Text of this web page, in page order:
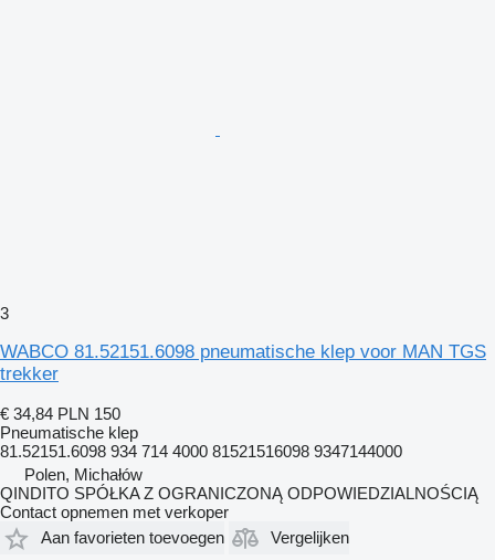
3
WABCO 81.52151.6098 pneumatische klep voor MAN TGS
trekker
€ 34,84 PLN 150
Pneumatische klep
81.52151.6098 934 714 4000 81521516098 9347144000
Polen, Michałów
QINDITO SPÓŁKA Z OGRANICZONĄ ODPOWIEDZIALNOŚCIĄ
Contact opnemen met verkoper
Aan favorieten toevoegen
Vergelijken